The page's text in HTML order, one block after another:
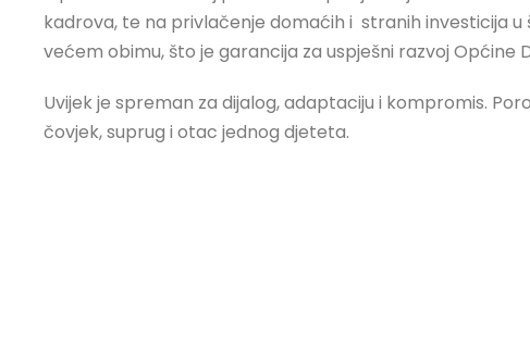
kadrova, te na privlačenje domaćih i stranih investicija u
većem obimu, što je garancija za uspješni razvoj Općine
Uvijek je spreman za dijalog, adaptaciju i kompromis.
čovjek, suprug i otac jednog djeteta.